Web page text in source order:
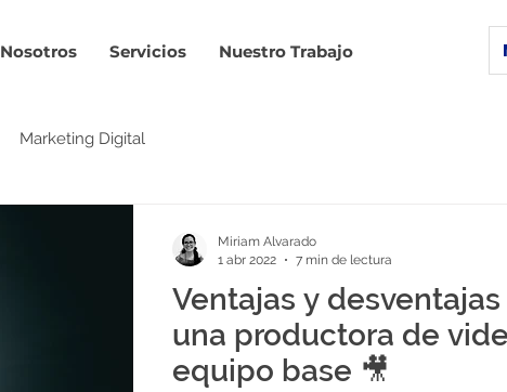
Nuestro Trabajo
Servicios
Nosotros
Marketing Digital
Ventajas y
una productora de
equipo base 🎥
Miriam Alvarado
1 abr 2022
7 min de lectura